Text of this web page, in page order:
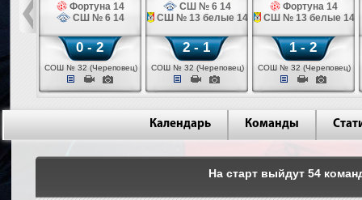
14
Фортуна 14
СШ № 6 14
0 - 2
СОШ № 32 (Череповец)
СШ № 6 14
СШ № 13 белые 14
2 - 1
СОШ № 32 (Череповец)
Фортуна 14
СШ № 13 белые 14
1 - 2
СОШ № 32 (Череповец)
Календарь Команды
На старт выйдут 54